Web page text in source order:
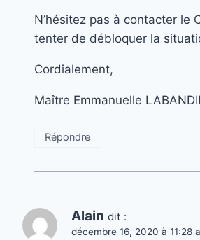
N’hésitez pas à contacter le
tenter de débloquer la
Cordialement,
Maître Emmanuelle
Répondre
Alain dit :
décembre 16, 2020 à 11:28